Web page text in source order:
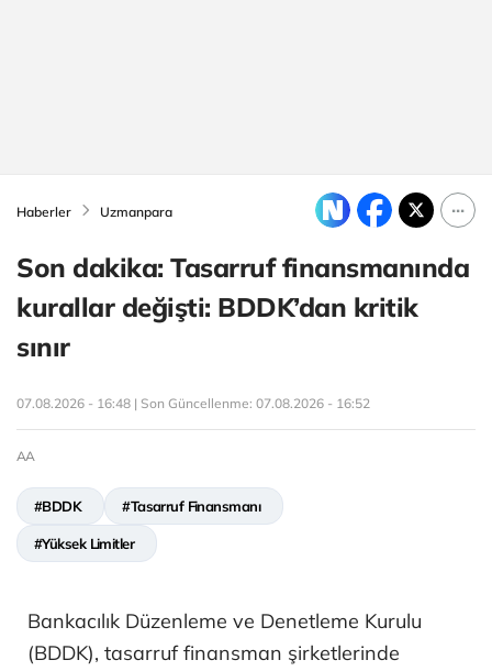
Haberler Uzmanpara
Son dakika: Tasarruf finansmanında
kurallar değişti: BDDK’dan kritik
sınır
07.08.2026 - 16:48 | Son Güncellenme: 07.08.2026 - 16:52
AA
#BDDK #Tasarruf Finansmanı
#Yüksek Limitler
Bankacılık Düzenleme ve Denetleme Kurulu
(BDDK), tasarruf finansman şirketlerinde